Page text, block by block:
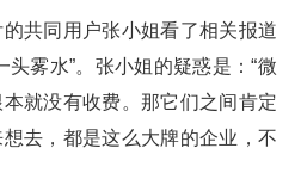
共同用户张小姐看了相关报道
头雾水”。张小姐的疑惑是：“微
就没有收费。那它们之间肯定
去，都是这么大牌的企业，不